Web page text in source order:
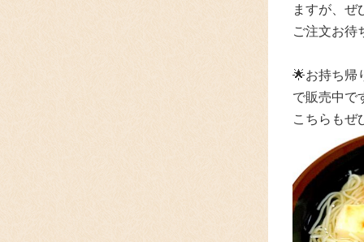
ますが、 ぜ
ご注文お待
🌟お持ち帰
で販売中で
こちらもぜ